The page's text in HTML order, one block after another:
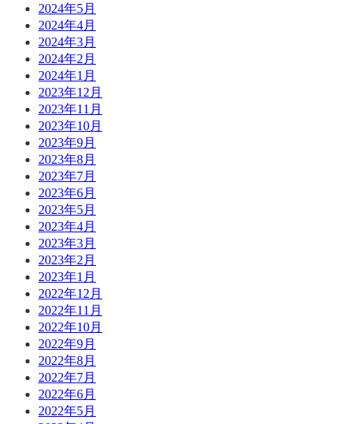
2024年5月
2024年4月
2024年3月
2024年2月
2024年1月
2023年12月
2023年11月
2023年10月
2023年9月
2023年8月
2023年7月
2023年6月
2023年5月
2023年4月
2023年3月
2023年2月
2023年1月
2022年12月
2022年11月
2022年10月
2022年9月
2022年8月
2022年7月
2022年6月
2022年5月